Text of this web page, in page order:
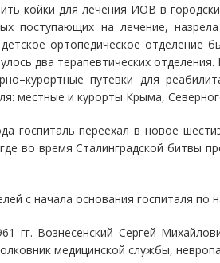
койки для лечения ИОВ в
поступающих на лечение,
ортопедическое
два терапевтических
путевки для
местные и курорты Крыма,
госпиталь переехал в новое
во время Сталинградской битвы
с начала основания госпиталя по
гг. Вознесенский Сергей
медицинской службы,